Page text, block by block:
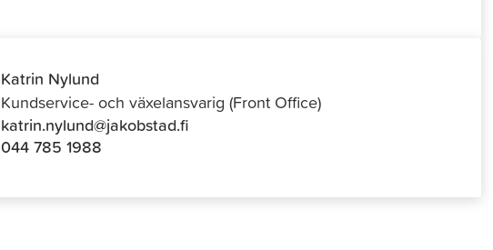
Katrin Nylund
Kundservice- och växelansvarig (Front Office)
katrin.nylund@jakobstad.fi
044 785 1988